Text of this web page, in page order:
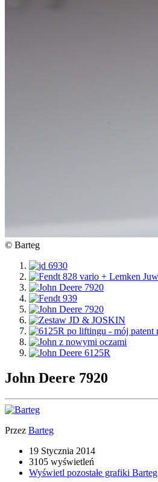
© Barteg
John Deere 7920
Przez Barteg
19 Stycznia 2014
3105 wyświetleń
Wyświetl pozostałe grafiki Barteg